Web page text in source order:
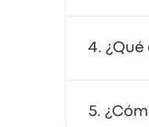
En
Puedes